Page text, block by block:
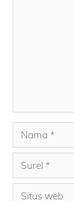
Nama
Surel
Situs